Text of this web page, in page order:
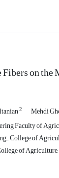
on
2 Mehdi
Faculty of
College of
of